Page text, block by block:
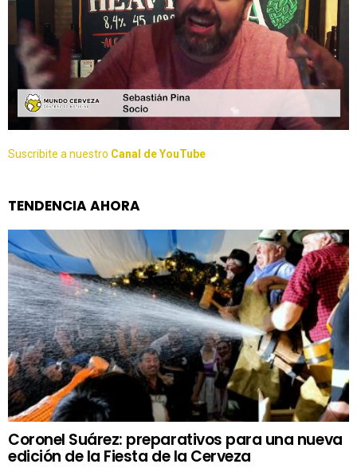
Suscribite a nuestro Canal de YouTube
TENDENCIA AHORA
Coronel Suárez: preparativos para una nueva
edición de la Fiesta de la Cerveza